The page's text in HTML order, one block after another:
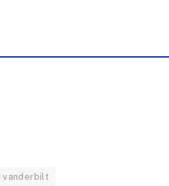
vanderbilt